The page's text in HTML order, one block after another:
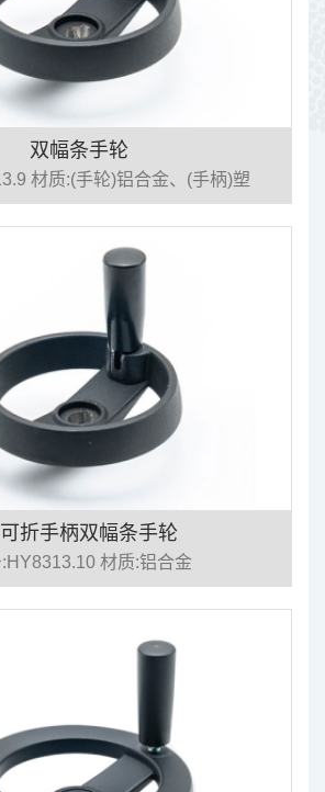
双幅条手轮
材质:(手轮)铝合金、(手柄)塑
折手柄双幅条手轮
材质:铝合金